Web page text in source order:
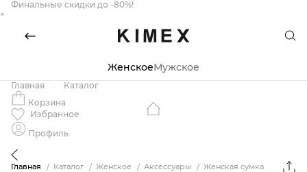
Финальные скидки до -80%!
×
ЖенскоеМужское
Главная
Каталог
Корзина
Избранное
Профиль
Главная Каталог Женское Аксессуары Женская сумка